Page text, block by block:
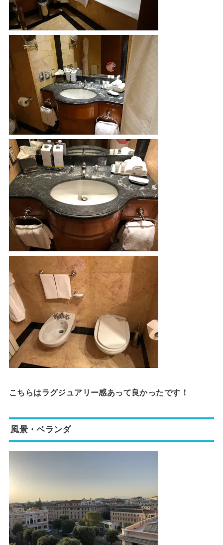
こちらはラグジュアリー感あって良かったです！
風景・ベランダ